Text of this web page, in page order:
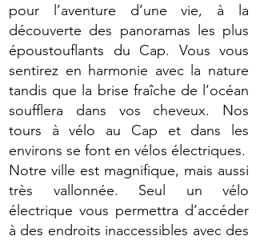
pour l’aventure d’une vie, à la
découverte des panoramas les plus
époustouflants du Cap. Vous vous
sentirez en harmonie avec la nature
tandis que la brise fraîche de l’océan
soufflera dans vos cheveux. Nos
tours à vélo au Cap et dans les
environs se font en vélos électriques.
Notre ville est magnifique, mais aussi
très vallonnée. Seul un vélo
électrique vous permettra d’accéder
à des endroits inaccessibles avec des